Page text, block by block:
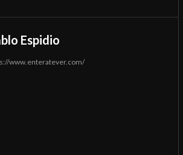
Espidio
www.enteratever.com/